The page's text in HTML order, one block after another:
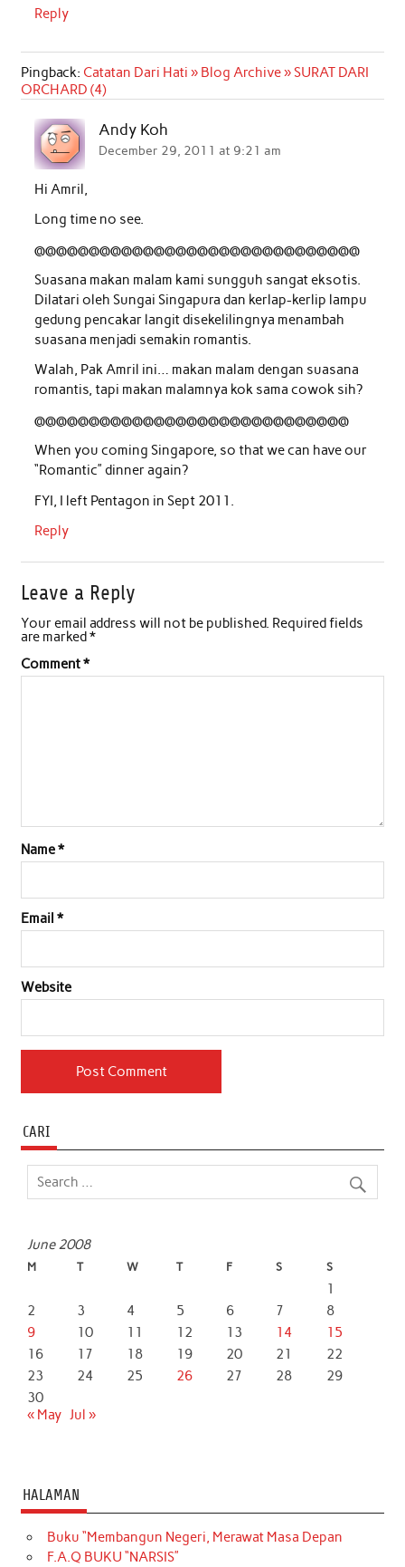
Reply
Pingback: Catatan Dari Hati » Blog Archive » SURAT DARI
ORCHARD (4)
Andy Koh
December 29, 2011 at 9:21 am
Hi Amril,
Long time no see.
@@@@@@@@@@@@@@@@@@@@@@@@@@@@@@
Suasana makan malam kami sungguh sangat eksotis.
Dilatari oleh Sungai Singapura dan kerlap-kerlip lampu
gedung pencakar langit disekelilingnya menambah
suasana menjadi semakin romantis.
Walah, Pak Amril ini… makan malam dengan suasana
romantis, tapi makan malamnya kok sama cowok sih?
@@@@@@@@@@@@@@@@@@@@@@@@@@@@@
When you coming Singapore, so that we can have our
“Romantic” dinner again?
FYI, I left Pentagon in Sept 2011.
Reply
Leave a Reply
Your email address will not be published. Required fields
are marked*
Comment*
Name*
Email *
Website
CARI
June 2008
M T W T F S S
1
2
3 4 5 6 7
8
9
10 11 12 13 14
15
16
17 18 19 20 21
22
23
24 25 26 27 28
29
30
« May Jul »
HALAMAN
Buku “Membangun Negeri, Merawat Masa Depan
F.A.Q BUKU “NARSIS”